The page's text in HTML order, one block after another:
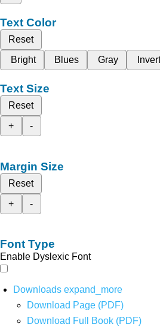
Text Color
Reset
Bright
Blues Gray
Text Size
Reset
+
-
Margin Size
Reset
+
-
Font Type
Enable Dyslexic Font
Downloads expand_more
Download Page (PDF)
Download Full Book (PDF)